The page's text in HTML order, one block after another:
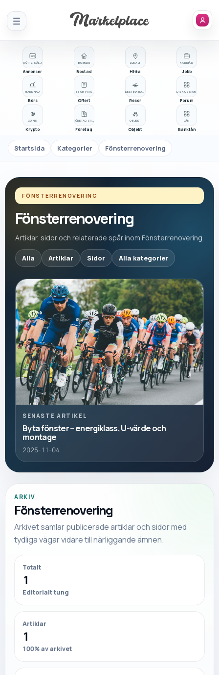
Meny
KÖP & SÄLJ
Annonser
BOENDE
Bostad
OBJEKT
Objekt
BE OM PRIS
Offert
Företag
LÅN
Banklån
MARKNAD
Börs
LOKALT
Hitta
KARRIÄR
Jobb
Resor
COINS
Krypto
DISKUSSION
Forum
Startsida Kategorier Fönsterrenovering
FÖNSTERRENOVERING
Fönsterrenovering
Artiklar, sidor och relaterade spår inom Fönsterrenovering.
Alla Artiklar Sidor Alla kategorier
SENASTE ARTIKEL
Byta fönster – energiklass, U-värde och
montage
2025-11-04
ARKIV
Fönsterrenovering
Arkivet samlar publicerade artiklar och sidor med
tydliga vägar vidare till närliggande ämnen.
Totalt
1
Editorialt tung
Artiklar
1
100% av arkivet